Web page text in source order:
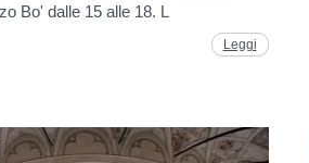
Bo' dalle 15 alle 18. L
Leggi